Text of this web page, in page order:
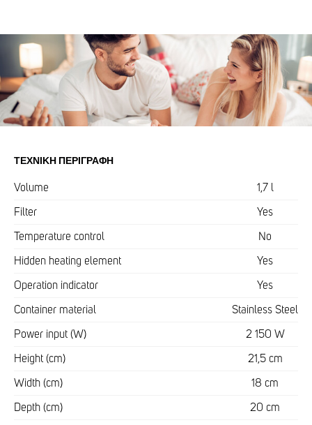
ΤΕΧΝΙΚΉ ΠΕΡΙΓΡΑΦΉ
Volume 1,7 l
Filter Yes
Temperature control No
Hidden heating element Yes
Operation indicator Yes
Container material Stainless Steel
Power input (W) 2 150 W
Height (cm) 21,5 cm
Width (cm) 18 cm
Depth (cm) 20 cm